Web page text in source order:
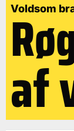
Voldsom
af